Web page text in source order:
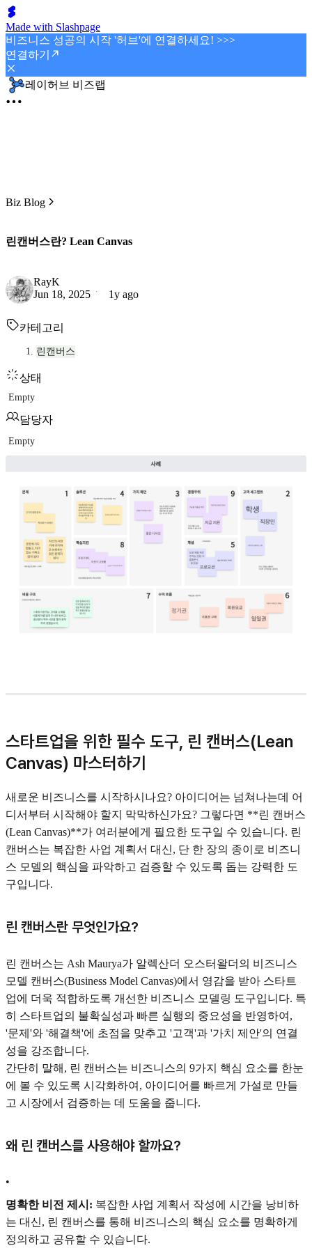
Made with Slashpage
비즈니스 성공의 시작 '허브'에 연결하세요! >>>
연결하기
레이허브 비즈랩
Biz Blog
린캔버스란? Lean Canvas
RayK
Jun 18, 2025
1y ago
카테고리
린캔버스
상태
Empty
담당자
Empty
스타트업을 위한 필수 도구, 린 캔버스(Lean
Canvas) 마스터하기
새로운 비즈니스를 시작하시나요? 아이디어는 넘쳐나는데 어
디서부터 시작해야 할지 막막하신가요? 그렇다면 **린 캔버스
(Lean Canvas)**가 여러분에게 필요한 도구일 수 있습니다. 린
캔버스는 복잡한 사업 계획서 대신, 단 한 장의 종이로 비즈니
스 모델의 핵심을 파악하고 검증할 수 있도록 돕는 강력한 도
구입니다.
린 캔버스란 무엇인가요?
린 캔버스는 Ash Maurya가 알렉산더 오스터왈더의 비즈니스
모델 캔버스(Business Model Canvas)에서 영감을 받아 스타트
업에 더욱 적합하도록 개선한 비즈니스 모델링 도구입니다. 특
히 스타트업의 불확실성과 빠른 실행의 중요성을 반영하여,
'문제'와 '해결책'에 초점을 맞추고 '고객'과 '가치 제안'의 연결
성을 강조합니다.
간단히 말해, 린 캔버스는 비즈니스의 9가지 핵심 요소를 한눈
에 볼 수 있도록 시각화하여, 아이디어를 빠르게 가설로 만들
고 시장에서 검증하는 데 도움을 줍니다.
왜 린 캔버스를 사용해야 할까요?
•
명확한 비전 제시: 복잡한 사업 계획서 작성에 시간을 낭비하
는 대신, 린 캔버스를 통해 비즈니스의 핵심 요소를 명확하게
정의하고 공유할 수 있습니다.